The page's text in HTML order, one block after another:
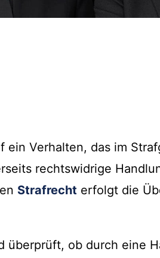
ein Verhalten, das im
rechtswidrige
Strafrecht erfolgt die
überprüft, ob durch eine